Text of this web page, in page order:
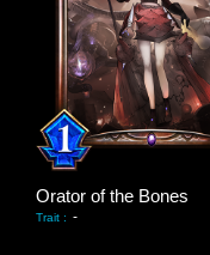
Orator of the Bones
Trait : -